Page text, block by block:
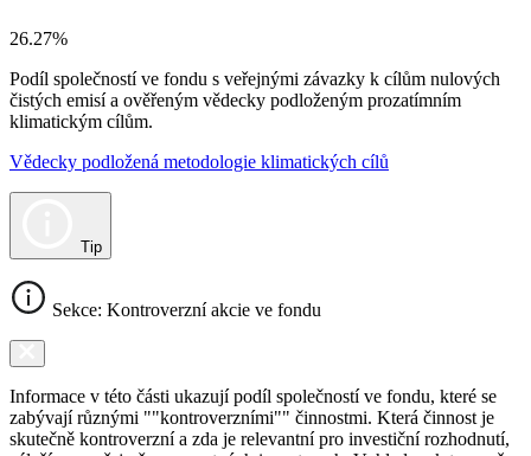
26.27%
Podíl společností ve fondu s veřejnými závazky k cílům nulových
čistých emisí a ověřeným vědecky podloženým prozatímním
klimatickým cílům.
Vědecky podložená metodologie klimatických cílů
Tip
Sekce: Kontroverzní akcie ve fondu
Informace v této části ukazují podíl společností ve fondu, které se
zabývají různými ""kontroverzními"" činnostmi. Která činnost je
skutečně kontroverzní a zda je relevantní pro investiční rozhodnutí,